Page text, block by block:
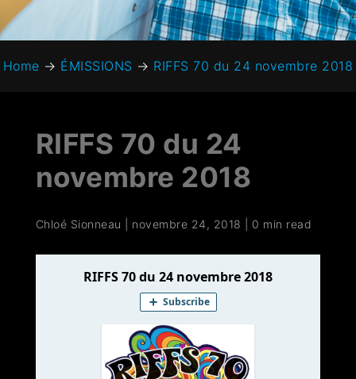
Home → ÉMISSIONS → RIFFS 70 du 24 novembre 2018
RIFFS 70 du 24
novembre 2018
Chloé Sionneau novembre 24, 2018 0 min read